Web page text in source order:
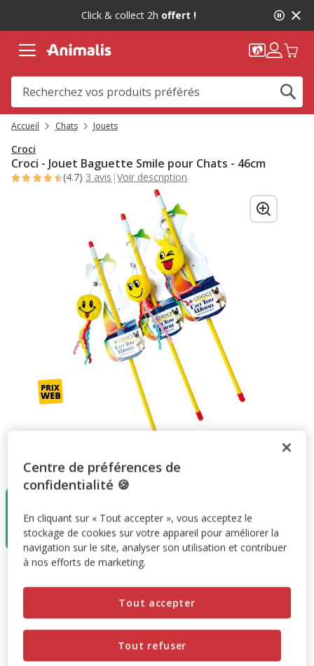
message,
Click & collect 2h offert !
Accueil Chats Jouets
Croci
Croci - Jouet Baguette Smile pour Chats - 46cm
(4.7) 3 avis |Voir description
Taille:46cm
46cm
Destockage
3.68€
1.84€
Destockage 50% : remise de 50% appliquée sur ce produit
1.84€
Centre de préférences de
confidentialité 🍪
En cliquant sur « Tout accepter », vous acceptez le
stockage de cookies sur votre appareil pour améliorer la
navigation sur le site, analyser son utilisation et contribuer
à nos efforts de marketing.
Tout refuser
Tout accepter